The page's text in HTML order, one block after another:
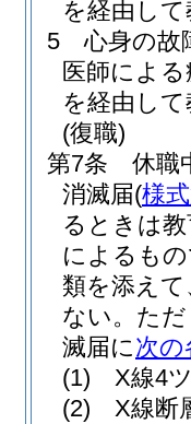
を経由し
5
心身の故
医師によ
を経由し
(復職)
第7条
休職
消滅届(様
るときは
によるも
類を添え
ない。 た
滅届に次の
(1)
X線4
(2)
X線断